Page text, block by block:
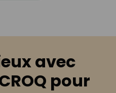
avec
pour